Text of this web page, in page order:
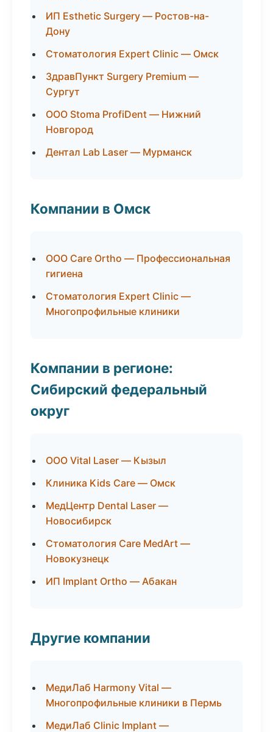
ИП Esthetic Surgery — Ростов-на-
Дону
Стоматология Expert Clinic — Омск
ЗдравПункт Surgery Premium —
Сургут
ООО Stoma ProfiDent — Нижний
Новгород
Дентал Lab Laser — Мурманск
Компании в Омск
ООО Care Ortho — Профессиональная
гигиена
Стоматология Expert Clinic —
Многопрофильные клиники
Компании в регионе:
Сибирский федеральный
округ
ООО Vital Laser — Кызыл
Клиника Kids Care — Омск
МедЦентр Dental Laser —
Новосибирск
Стоматология Care MedArt —
Новокузнецк
ИП Implant Ortho — Абакан
Другие компании
МедиЛаб Harmony Vital —
Многопрофильные клиники в Пермь
МедиЛаб Clinic Implant —